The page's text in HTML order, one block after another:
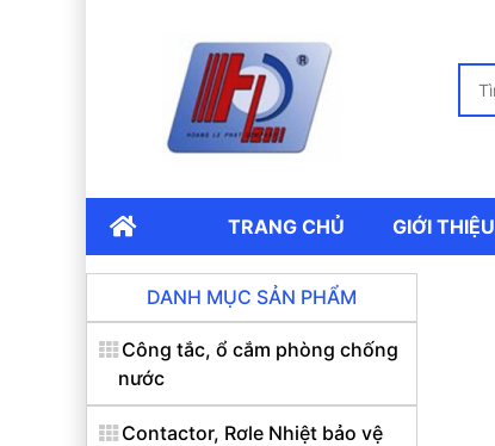
TRANG CHỦ GIỚI THIỆU
DANH MỤC SẢN PHẨM
Công tắc, ổ cắm phòng chống
nước
Contactor, Rơle Nhiệt bảo vệ